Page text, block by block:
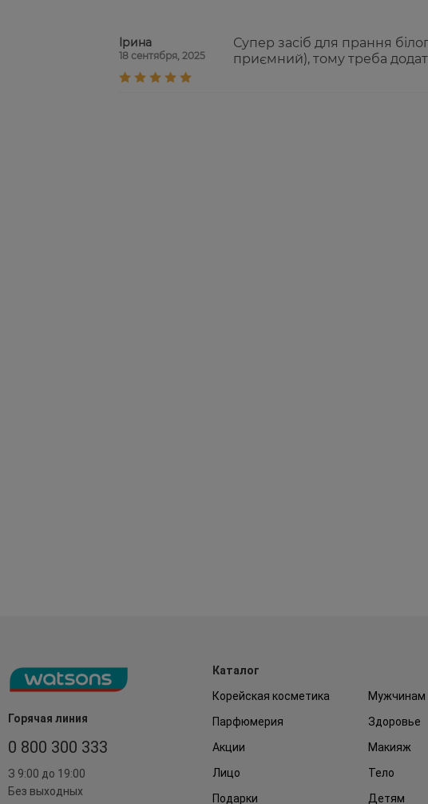
Ірина
18 сентября, 2025
Супер засіб для прання
приємний), тому треба
Горячая линия
0 800 300 333
З 9:00 до 19:00
Без выходных
Каталог
Корейская косметика
Мужчинам
Парфюмерия
Здоровье
Акции
Макияж
Лицо
Тело
Подарки
Детям